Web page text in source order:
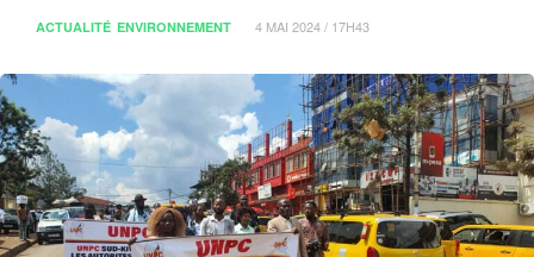
ACTUALITÉ ENVIRONNEMENT 4 MAI 2024 / 17H43